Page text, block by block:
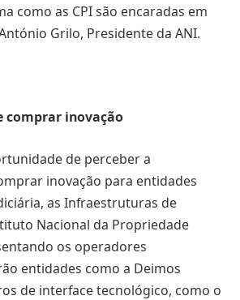
como as CPI são encaradas em
Grilo, Presidente da ANI.
comprar inovação
de perceber a
inovação para entidades
as Infraestruturas de
Nacional da Propriedade
os operadores
entidades como a Deimos
de interface tecnológico, como o